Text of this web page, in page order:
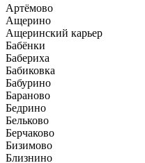
Артёмово
Ащерино
Ащеринский карьер
Бабёнки
Бабериха
Бабиковка
Бабурино
Бараново
Бедрино
Бельково
Берчаково
Бизимово
Близнино